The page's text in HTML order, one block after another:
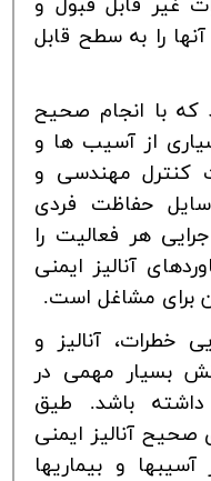
غیر قابل قبول و
را به سطح قابل
با انجام صحیح
از آسیب ها و
کنترل مهندسی و
حفاظت فردی
هر فعالیت را
آنالیز ایمنی
برای مشاغل است.
خطرات، آنالیز
و
بسیار مهمی در
داشته
باشد. طیق
صحیح آنالیز ایمنی
آسیبها و بیماریها